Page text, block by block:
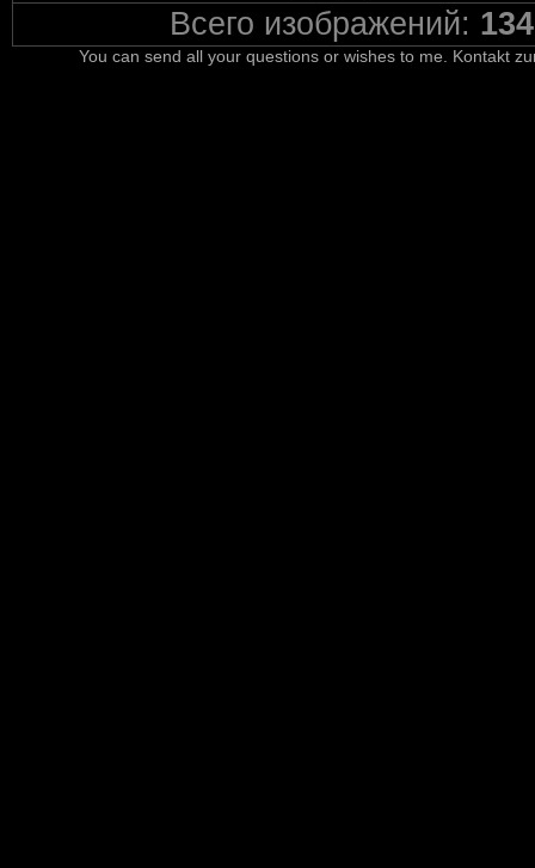
Всего изображений: 134
You can send all your questions or wishes to me. Kontakt